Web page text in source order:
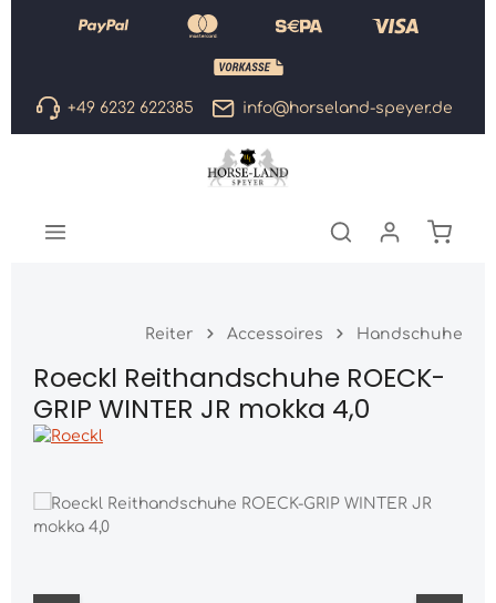
Zum Hauptinhalt springen
+49 6232 622385 info@horseland-speyer.de
Reiter Accessoires Handschuhe
Roeckl Reithandschuhe ROECK-
GRIP WINTER JR mokka 4,0
Bildergalerie überspringen